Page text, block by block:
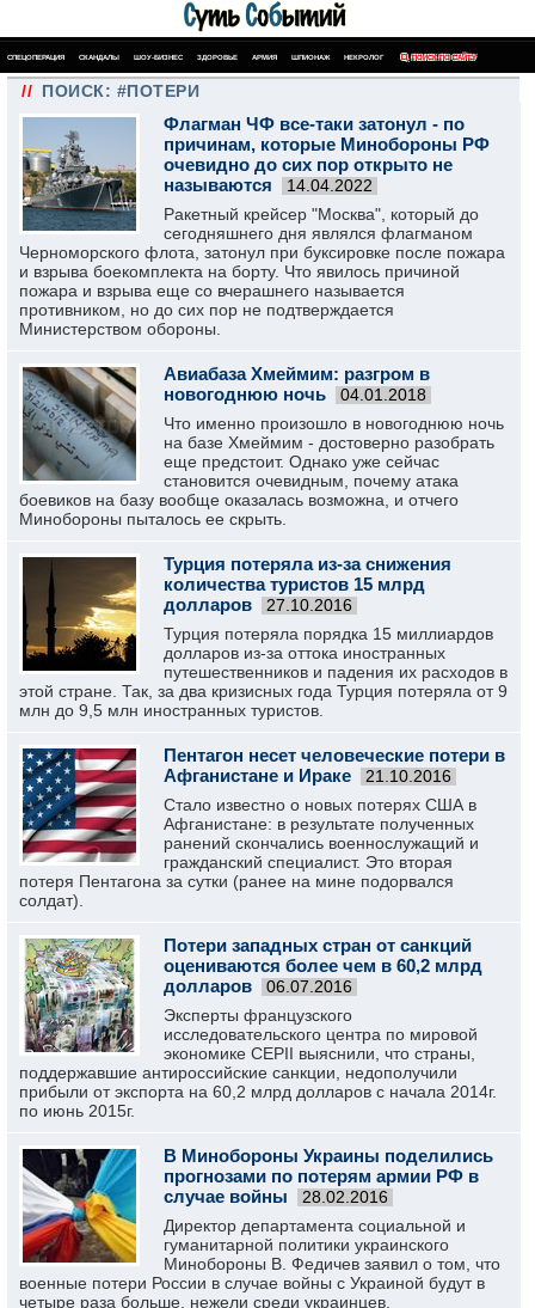
СПЕЦОПЕРАЦИЯ СКАНДАЛЫ ШОУ-БИЗНЕС ЗДОРОВЬЕ АРМИЯ ШПИОНАЖ НЕКРОЛОГ ПОИСК ПО САЙТУ
// ПОИСК: #ПОТЕРИ
Флагман ЧФ все-таки затонул - по
причинам, которые Минобороны РФ
очевидно до сих пор открыто не
называются
14.04.2022
Ракетный крейсер "Москва", который до
сегодняшнего дня являлся флагманом
Черноморского флота, затонул при буксировке после пожара
и взрыва боекомплекта на борту. Что явилось причиной
пожара и взрыва еще со вчерашнего называется
противником, но до сих пор не подтверждается
Министерством обороны.
Авиабаза Хмеймим: разгром в
новогоднюю ночь
04.01.2018
Что именно произошло в новогоднюю ночь
на базе Хмеймим - достоверно разобрать
еще предстоит. Однако уже сейчас
становится очевидным, почему атака
боевиков на базу вообще оказалась возможна, и отчего
Минобороны пыталось ее скрыть.
Турция потеряла из-за снижения
количества туристов 15 млрд
долларов
27.10.2016
Турция потеряла порядка 15 миллиардов
долларов из-за оттока иностранных
путешественников и падения их расходов в
этой стране. Так, за два кризисных года Турция потеряла от 9
млн до 9,5 млн иностранных туристов.
Пентагон несет человеческие потери в
Афганистане и Ираке
21.10.2016
Стало известно о новых потерях США в
Афганистане: в результате полученных
ранений скончались военнослужащий и
гражданский специалист. Это вторая
потеря Пентагона за сутки (ранее на мине подорвался
солдат).
Потери западных стран от санкций
оцениваются более чем в 60,2 млрд
долларов
06.07.2016
Эксперты французского
исследовательского центра по мировой
экономике CEPII выяснили, что страны,
поддержавшие антироссийские санкции, недополучили
прибыли от экспорта на 60,2 млрд долларов с начала 2014г.
по июнь 2015г.
В Минобороны Украины поделились
прогнозами по потерям армии РФ в
случае войны
28.02.2016
Директор департамента социальной и
гуманитарной политики украинского
Минобороны В. Федичев заявил о том, что
военные потери России в случае войны с Украиной будут в
четыре раза больше, нежели среди украинцев.